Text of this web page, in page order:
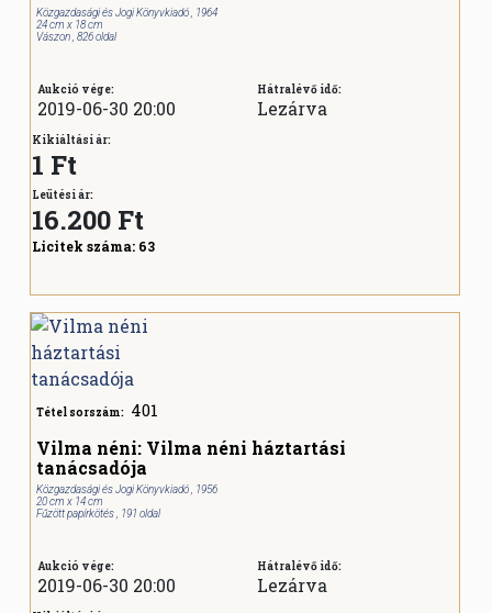
Közgazdasági és Jogi Könyvkiadó , 1964
24 cm x 18 cm
Vászon , 826 oldal
Aukció vége:
2019-06-30 20:00
Hátralévő idő:
Lezárva
Kikiáltási ár:
1 Ft
Leütési ár:
16.200 Ft
Licitek száma: 63
Tétel sorszám: 401
Vilma néni: Vilma néni háztartási
tanácsadója
Közgazdasági és Jogi Könyvkiadó , 1956
20 cm x 14 cm
Fűzött papírkötés , 191 oldal
Aukció vége:
2019-06-30 20:00
Hátralévő idő:
Lezárva